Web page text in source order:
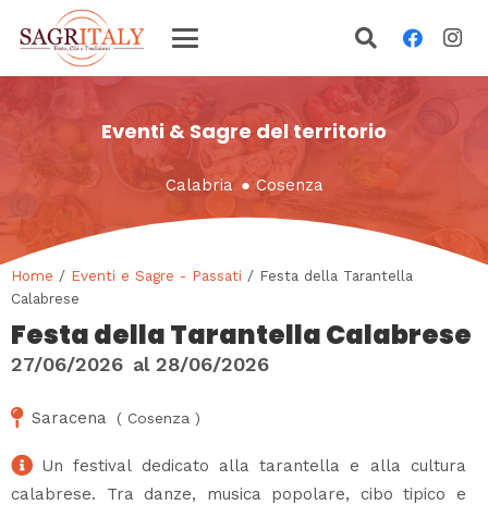
Eventi & Sagre del territorio
Calabria ● Cosenza
Home / Eventi e Sagre - Passati / Festa della Tarantella
Calabrese
Festa della Tarantella Calabrese
27/06/2026 al 28/06/2026
Saracena ( Cosenza )
Un festival dedicato alla tarantella e alla cultura
calabrese. Tra danze, musica popolare, cibo tipico e